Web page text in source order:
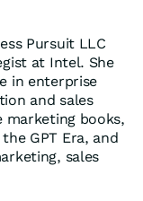
Pursuit LLC
at Intel. She
in enterprise
and sales
marketing books,
GPT Era, and
sales